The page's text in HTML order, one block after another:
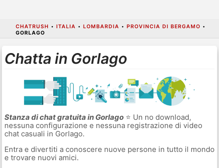
CHATRUSH • ITALIA • LOMBARDIA • PROVINCIA DI BERGAMO •
GORLAGO
Chatta in Gorlago
Stanza di chat gratuita in Gorlago⭐ Un no download,
nessuna configurazione e nessuna registrazione di video
chat casuali in Gorlago.
Entra e divertiti a conoscere nuove persone in tutto il mondo
e trovare nuovi amici.